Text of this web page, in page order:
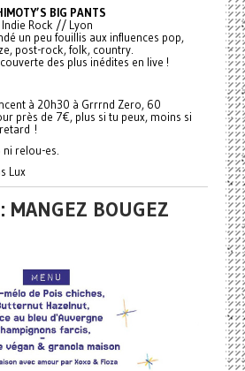
BIG PANTS
Indie Rock // Lyon
un peu fouillis aux influences pop,
post-rock, folk, country.
des plus inédites en live !
à 20h30 à Grrrnd Zero, 60
près de 7€, plus si tu peux, moins si
!
ni relou-es.
Lux
BOUGEZ